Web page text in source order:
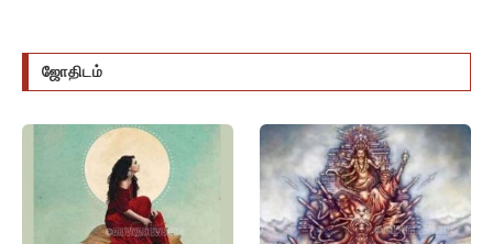
ஜோதிடம்